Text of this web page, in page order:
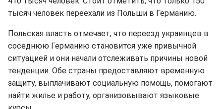
тысяч человек переехали из Польши в Германию.
Польская власть отмечает, что переезд украинцев в
соседнюю Германию становится уже привычной
ситуацией и они начали отслеживать причины новой
тенденции. Обе страны предоставляют временную
защиту, выплачивают социальную помощь, помогают
найти жилье и работу, организовывают языковые